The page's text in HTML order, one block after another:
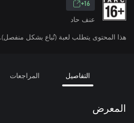
16+
عنف حاد
هذا المحتوى يتطلب لعبة (تُباع بشكل منفصل).
التفاصيل المراجعات
المعرض